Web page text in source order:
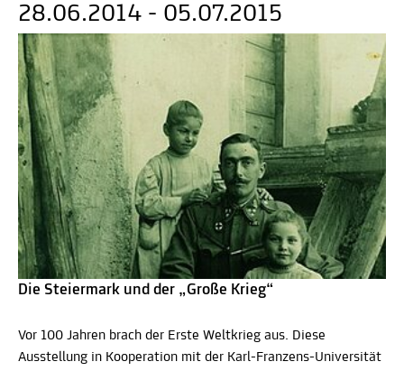
28.06.2014 - 05.07.2015
Die Steiermark und der „Große Krieg“
Vor 100 Jahren brach der Erste Weltkrieg aus. Diese
Ausstellung in Kooperation mit der Karl-Franzens-Universität